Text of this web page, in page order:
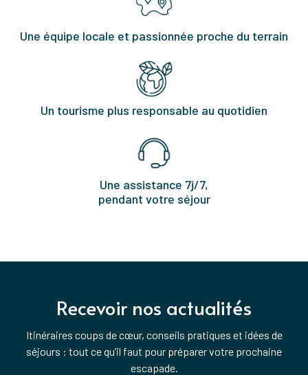
Une équipe locale et passionnée proche du terrain
Un tourisme plus responsable au quotidien
Une assistance 7j/7,
pendant votre séjour
Recevoir nos actualités
Itinéraires coups de cœur, conseils pratiques et idées de
séjours : tout ce qu’il faut pour préparer votre prochaine
escapade.